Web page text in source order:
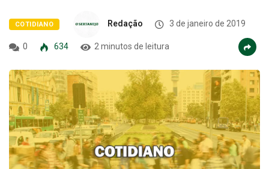
COTIDIANO Redação 3 de janeiro de 2019
0 634 2 minutos de leitura